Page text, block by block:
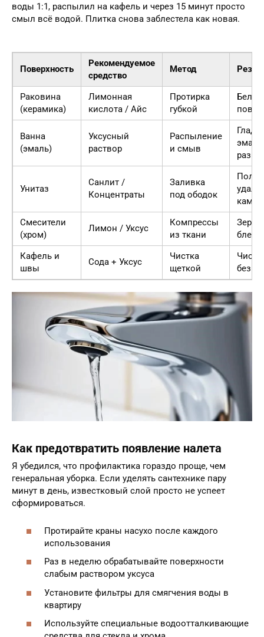
воды 1:1, распылил на кафель и через 15 минут просто
смыл всё водой. Плитка снова заблестела как новая.
Поверхность
Рекомендуемое
средство
Метод
Раковина
(керамика)
Лимонная
кислота / Айс
Протирка
губкой
Ванна
(эмаль)
Уксусный
раствор
Распыление
и смыв
эмаль
Унитаз
Санлит /
Концентраты
Заливка
под ободок
камня
Смесители
(хром)
Лимон / Уксус
Компрессы
из ткани
блеск
Кафель и
швы
Сода + Уксус
Чистка
щеткой
без
Как предотвратить появление налета
Я убедился, что профилактика гораздо проще, чем
генеральная уборка. Если уделять сантехнике пару
минут в день, известковый слой просто не успеет
сформироваться.
Протирайте краны насухо после каждого
использования
Раз в неделю обрабатывайте поверхности
слабым раствором уксуса
Установите фильтры для смягчения воды в
квартиру
Используйте специальные водоотталкивающие